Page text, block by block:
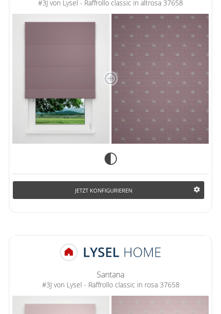
#3J von Lysel - Raffrollo classic in altrosa 37658
JETZT KONFIGURIEREN
Santana
#3J von Lysel - Raffrollo classic in rosa 37658